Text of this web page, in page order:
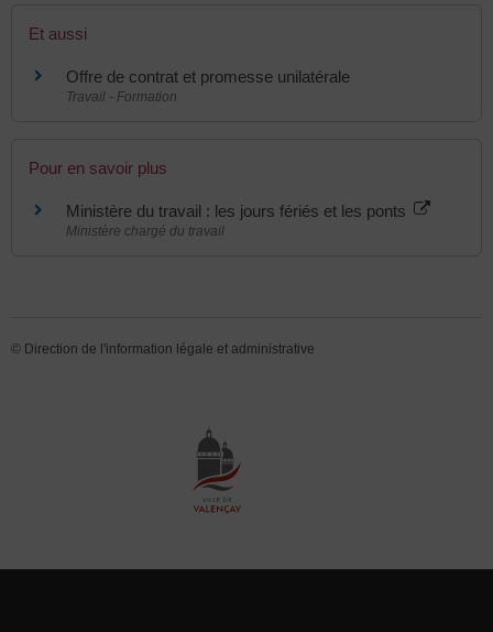
Et aussi
Offre de contrat et promesse unilatérale
Travail - Formation
Pour en savoir plus
Ministère du travail : les jours fériés et les ponts
Ministère chargé du travail
© Direction de l'information légale et administrative